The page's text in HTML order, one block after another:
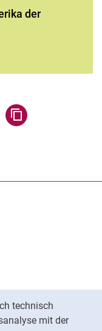
technisch
mit der
der
Universität Kassel -
WhatsApp teilen
über Facebook